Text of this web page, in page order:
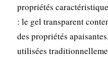
propriétés
: le gel transparent
des propriétés
utilisées